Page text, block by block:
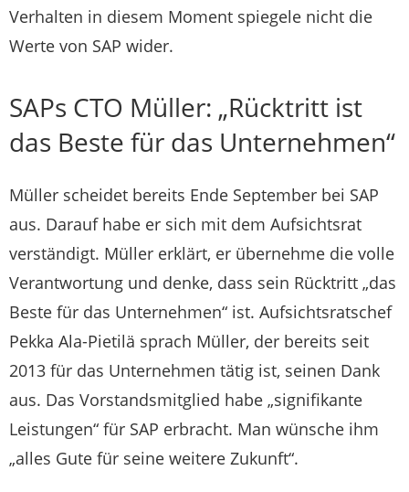
Verhalten in diesem Moment spiegele nicht die
Werte von SAP wider.
SAPs CTO Müller: „Rücktritt ist
das Beste für das Unternehmen“
Müller scheidet bereits Ende September bei SAP
aus. Darauf habe er sich mit dem Aufsichtsrat
verständigt. Müller erklärt, er übernehme die volle
Verantwortung und denke, dass sein Rücktritt „das
Beste für das Unternehmen“ ist. Aufsichtsratschef
Pekka Ala-Pietilä sprach Müller, der bereits seit
2013 für das Unternehmen tätig ist, seinen Dank
aus. Das Vorstandsmitglied habe „signifikante
Leistungen“ für SAP erbracht. Man wünsche ihm
„alles Gute für seine weitere Zukunft“.